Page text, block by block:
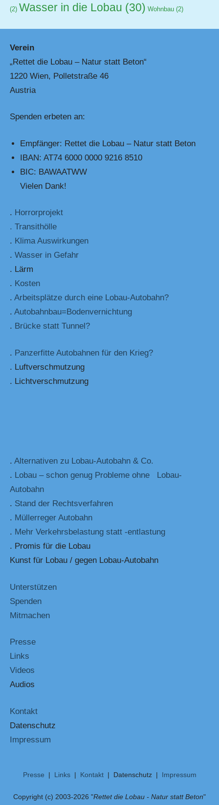
(2) Wasser in die Lobau (30) Wohnbau (2)
Verein
„Rettet die Lobau – Natur statt Beton“
1220 Wien, Polletstraße 46
Austria
Spenden erbeten an:
Empfänger: Rettet die Lobau – Natur statt Beton
IBAN: AT74 6000 0000 9216 8510
BIC: BAWAATWW
Vielen Dank!
. Horrorprojekt
. Transithölle
. Klima Auswirkungen
. Wasser in Gefahr
. Lärm
. Kosten
. Arbeitsplätze durch eine Lobau-Autobahn?
. Autobahnbau=Bodenvernichtung
. Brücke statt Tunnel?
. Panzerfitte Autobahnen für den Krieg?
. Luftverschmutzung
. Lichtverschmutzung
. Alternativen zu Lobau-Autobahn & Co.
. Lobau – schon genug Probleme ohne Lobau-
Autobahn
. Stand der Rechtsverfahren
. Müllerreger Autobahn
. Mehr Verkehrsbelastung statt -entlastung
. Promis für die Lobau
Kunst für Lobau / gegen Lobau-Autobahn
Unterstützen
Spenden
Mitmachen
Presse
Links
Videos
Audios
Kontakt
Datenschutz
Impressum
Presse | Links| Kontakt| Datenschutz | Impressum
Copyright (c) 2003-2026 "Rettet die Lobau - Natur statt Beton"